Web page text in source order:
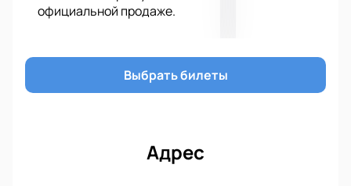
официальной продаже.
Выбрать билеты
Адрес